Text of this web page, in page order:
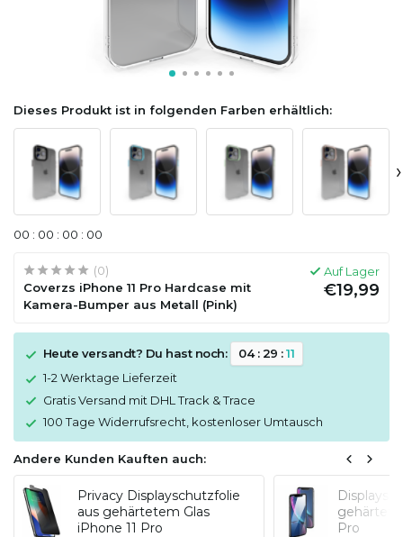
Dieses Produkt ist in folgenden Farben erhältlich:
›
00 : 00 : 00 : 00
(0)
Coverzs iPhone 11 Pro Hardcase mit
Kamera-Bumper aus Metall (Pink)
Auf Lager
€19,99
Heute versandt? Du hast noch: 04:29 :11
1-2 Werktage Lieferzeit
Gratis Versand mit DHL Track & Trace
100 Tage Widerrufsrecht, kostenloser Umtausch
Andere Kunden Kauften auch:
Privacy Displayschutzfolie
aus gehärtetem Glas
iPhone 11 Pro
Pro